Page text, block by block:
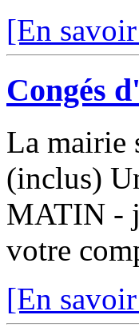
[En
Congés
La mairie
(inclus)
MATIN -
votre
[En